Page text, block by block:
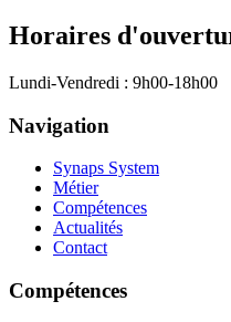
Horaires
Lundi-Vendredi : 9h00-18h00
Navigation
Synaps System
Métier
Compétences
Actualités
Contact
Compétences